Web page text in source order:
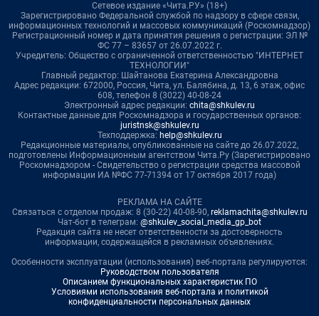
Сетевое издание «Чита.РУ» (18+)
Зарегистрировано Федеральной службой по надзору в сфере связи,
информационных технологий и массовых коммуникаций (Роскомнадзор)
Регистрационный номер и дата принятия решения о регистрации: ЭЛ №
ФС 77 – 83657 от 26.07.2022 г.
Учредитель: Общество с ограниченной ответственностью "ИНТЕРНЕТ
ТЕХНОЛОГИИ"
Главный редактор: Шайтанова Екатерина Александровна
Адрес редакции: 672000, Россия, Чита, ул. Балябина, д. 13, 6 этаж, офис
608, телефон 8 (3022) 40-08-24
Электронный адрес редакции: chita@shkulev.ru
Контактные данные для Роскомнадзора и государственных органов:
juristnsk@shkulev.ru
Техподдержка: help@shkulev.ru
Редакционные материалы, опубликованные на сайте до 26.07.2022,
подготовлены Информационным агентством Чита.Ру (Зарегистрировано
Роскомнадзором - Свидетельство о регистрации средства массовой
информации ИА №ФС 77-71394 от 17 октября 2017 года)
РЕКЛАМА НА САЙТЕ
Связаться с отделом продаж: 8 (30-22) 40-08-90, reklamachita@shkulev.ru
Чат-бот в телеграм: @shkulev_social_media_gp_bot
Редакция сайта не несет ответственности за достоверность
информации, содержащейся в рекламных объявлениях.
Особенности эксплуатации (использования) веб-портала регулируются:
Руководством пользователя
Описанием функциональных характеристик ПО
Условиями использования веб-портала и политикой
конфиденциальности персональных данных